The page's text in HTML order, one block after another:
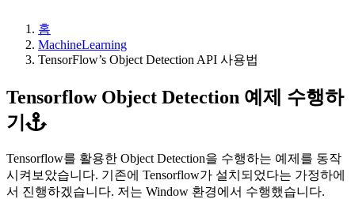
홈
MachineLearning
TensorFlow’s Object Detection API 사용법
Tensorflow Object Detection 예제 수행하
기
Tensorflow를 활용한 Object Detection을 수행하는 예제를 동작
시켜보았습니다. 기존에 Tensorflow가 설치되었다는 가정하에
서 진행하겠습니다. 저는 Window 환경에서 수행했습니다.